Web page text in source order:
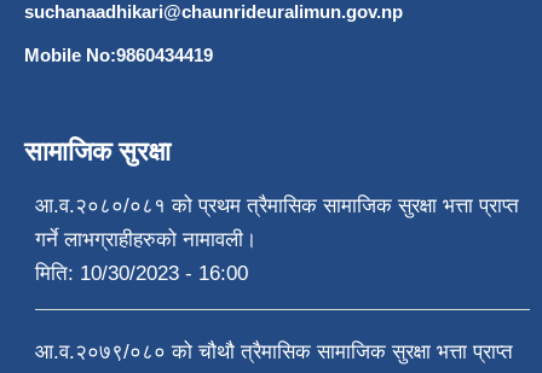
suchanaadhikari@chaunrideuralimun.gov.np
Mobile No:9860434419
सामाजिक सुरक्षा
आ.व.२०८०/०८१ को प्रथम त्रैमासिक सामाजिक सुरक्षा भत्ता प्राप्त
गर्ने लाभग्राहीहरुको नामावली।
मिति: 10/30/2023 - 16:00
आ.व.२०७९/०८० को चौथौ त्रैमासिक सामाजिक सुरक्षा भत्ता प्राप्त